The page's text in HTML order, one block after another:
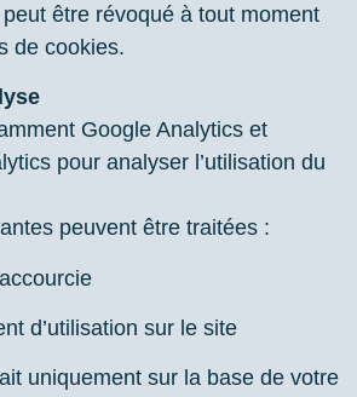
être révoqué à tout moment
de cookies.
Google Analytics et
pour analyser l’utilisation du
peuvent être traitées :
d’utilisation sur le site
uniquement sur la base de votre